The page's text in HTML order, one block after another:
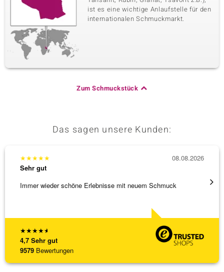
ist es eine wichtige Anlaufstelle für den
internationalen Schmuckmarkt.
Zum Schmuckstück
Das sagen unsere Kunden:
★★★★★
4,7 Sehr gut
9579 Bewertungen
★★★★★
Sehr gut
Immer wieder schöne Erlebnisse mit neuem Schmuck
08.08.2026